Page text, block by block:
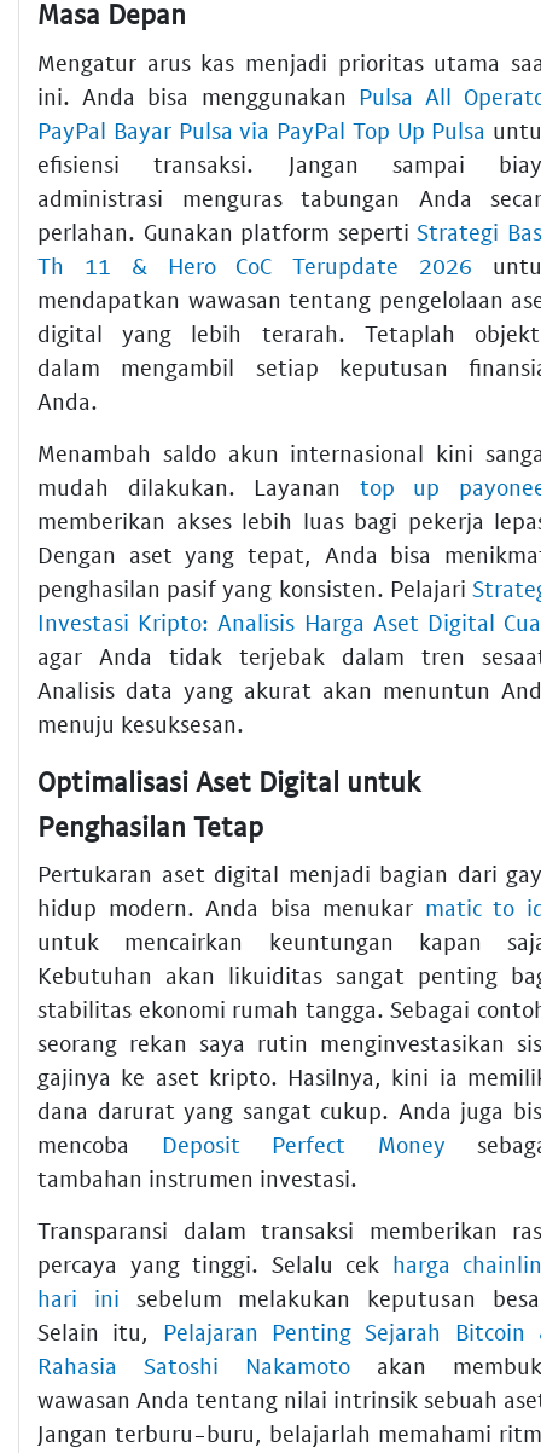
Masa Depan
Mengatur arus kas menjadi prioritas utama
ini. Anda bisa menggunakan Pulsa All
PayPal Bayar Pulsa via PayPal Top Up Pulsa
efisiensi transaksi. Jangan sampai
administrasi menguras tabungan Anda
perlahan. Gunakan platform sepertiStrategi
Th 11 & Hero CoC Terupdate 2026
mendapatkan wawasan tentang pengelolaan
digital yang lebih terarah. Tetaplah
dalam mengambil setiap keputusan
Anda.
Menambah saldo akun internasional kini
mudah dilakukan. Layanan top up
memberikan akses lebih luas bagi pekerja
Dengan aset yang tepat, Anda bisa
penghasilan pasif yang konsisten. Pelajari
Investasi Kripto: Analisis Harga Aset Digital
agar Anda tidak terjebak dalam tren
Analisis data yang akurat akan menuntun
menuju kesuksesan.
Optimalisasi Aset Digital untuk
Penghasilan Tetap
Pertukaran aset digital menjadi bagian dari
hidup modern. Anda bisa menukar matic to
untuk mencairkan keuntungan kapan
Kebutuhan akan likuiditas sangat penting
stabilitas ekonomi rumah tangga. Sebagai
seorang rekan saya rutin menginvestasikan
gajinya ke aset kripto. Hasilnya, kini ia
dana darurat yang sangat cukup. Anda juga
mencoba Deposit Perfect Money
tambahan instrumen investasi.
Transparansi dalam transaksi memberikan
percaya yang tinggi. Selalu cek harga
hari ini sebelum melakukan keputusan
Selain itu, Pelajaran Penting Sejarah Bitcoin
Rahasia Satoshi Nakamoto akan
wawasan Anda tentang nilai intrinsik sebuah
Jangan terburu-buru, belajarlah memahami